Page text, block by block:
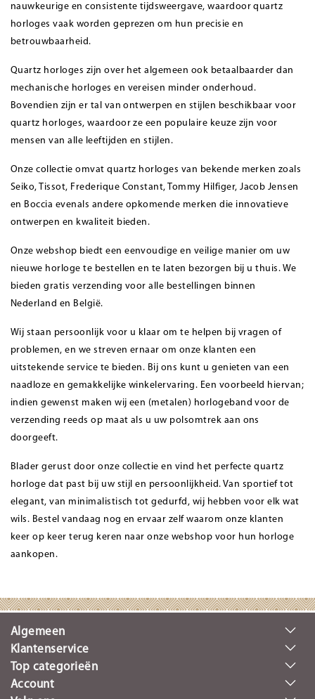
nauwkeurige en consistente tijdsweergave, waardoor quartz
horloges vaak worden geprezen om hun precisie en
betrouwbaarheid.
Quartz horloges zijn over het algemeen ook betaalbaarder dan
mechanische horloges en vereisen minder onderhoud.
Bovendien zijn er tal van ontwerpen en stijlen beschikbaar voor
quartz horloges, waardoor ze een populaire keuze zijn voor
mensen van alle leeftijden en stijlen.
Onze collectie omvat quartz horloges van bekende merken zoals
Seiko, Tissot, Frederique Constant, Tommy Hilfiger,Jacob Jensen
en Boccia evenals andere opkomende merken die innovatieve
ontwerpen en kwaliteit bieden.
Onze webshop biedt een eenvoudige en veilige manier om uw
nieuwe horloge te bestellen en te laten bezorgen bij u thuis. We
bieden gratis verzending voor alle bestellingen binnen
Nederland en België.
Wij staan persoonlijk voor u klaar om te helpen bij vragen of
problemen, en we streven ernaar om onze klanten een
uitstekende service te bieden. Bij ons kunt u genieten van een
naadloze en gemakkelijke winkelervaring. Een voorbeeld hiervan;
indien gewenst maken wij een (metalen) horlogeband voor de
verzending reeds op maat als u uw polsomtrek aan ons
doorgeeft.
Blader gerust door onze collectie en vind het perfecte quartz
horloge dat past bij uw stijl en persoonlijkheid. Van sportief tot
elegant, van minimalistisch tot gedurfd, wij hebben voor elk wat
wils. Bestel vandaag nog en ervaar zelf waarom onze klanten
keer op keer terug keren naar onze webshop voor hun horloge
aankopen.
Algemeen
Klantenservice
Top categorieën
Account